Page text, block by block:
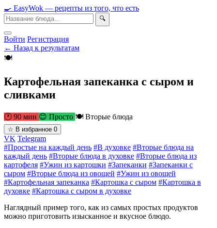
🍳 EasyWok — рецепты из того, что есть
🔍
Войти Регистрация
← Назад к результатам
🍽
Картофельная запеканка с сыром и
сливками
🕐 90 мин 😊 Просто 🍽 Вторые блюда
☆ В избранное 0
VK Telegram
#Простые на каждый день #В духовке #Вторые блюда на
каждый день #Вторые блюда в духовке #Вторые блюда из
картофеля #Ужин из картошки #Запеканки #Запеканки с
сыром #Вторые блюда из овощей #Ужин из овощей
#Картофельная запеканка #Картошка с сыром #Картошка в
духовке #Картошка с сыром в духовке
Наглядный пример того, как из самых простых продуктов
можно приготовить изысканное и вкусное блюдо.